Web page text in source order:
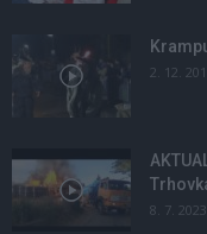
2. 12.
8. 7. 2023